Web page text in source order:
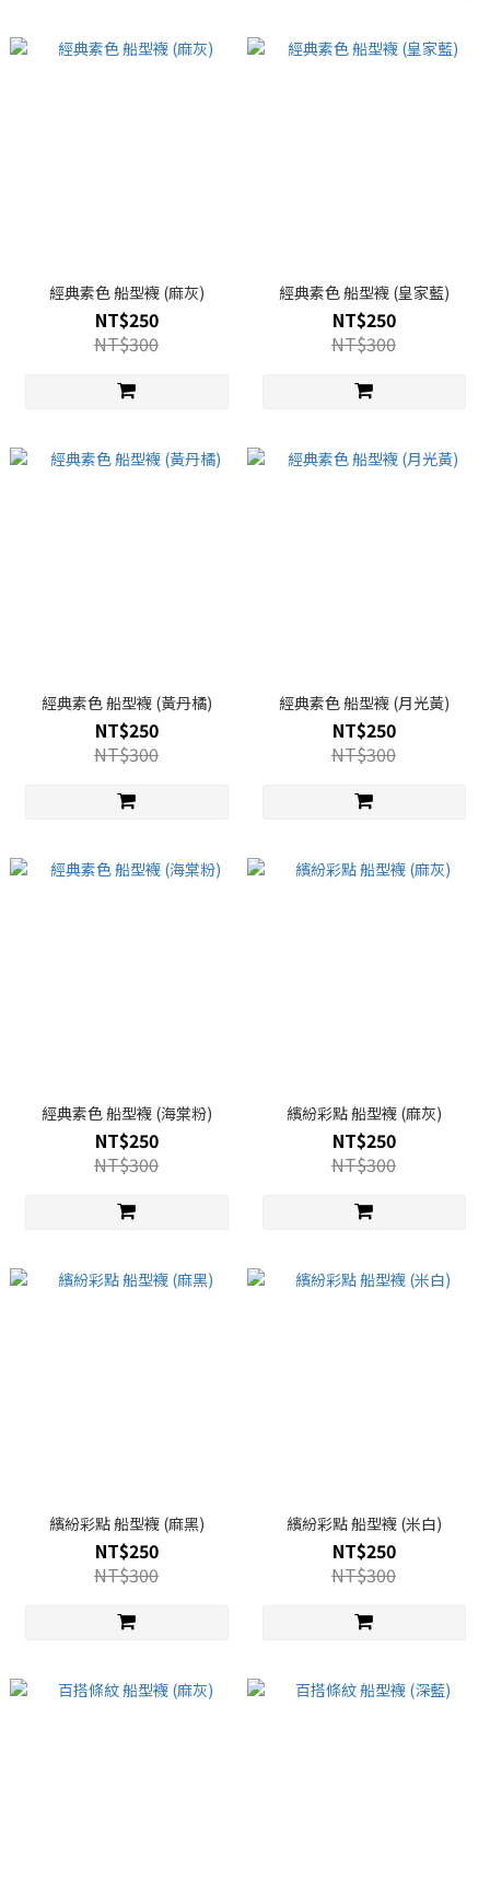
經典素色 船型襪 (麻灰)
NT$250
NT$300
經典素色 船型襪 (皇家藍)
NT$250
NT$300
經典素色 船型襪 (黃丹橘)
NT$250
NT$300
經典素色 船型襪 (月光黃)
NT$250
NT$300
經典素色 船型襪 (海棠粉)
NT$250
NT$300
繽紛彩點 船型襪 (麻灰)
NT$250
NT$300
繽紛彩點 船型襪 (麻黑)
NT$250
NT$300
繽紛彩點 船型襪 (米白)
NT$250
NT$300